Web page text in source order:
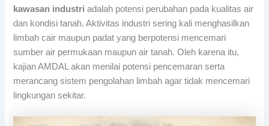
kawasan industri adalah potensi perubahan pada kualitas air
dan kondisi tanah. Aktivitas industri sering kali menghasilkan
limbah cair maupun padat yang berpotensi mencemari
sumber air permukaan maupun air tanah. Oleh karena itu,
kajian AMDAL akan menilai potensi pencemaran serta
merancang sistem pengolahan limbah agar tidak mencemari
lingkungan sekitar.